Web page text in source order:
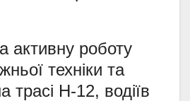
активну роботу
техніки та
трасі Н-12, водіїв